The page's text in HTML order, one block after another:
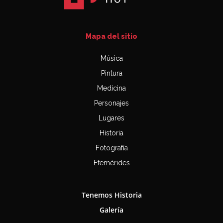
Mapa del sitio
Música
Pintura
Medicina
Personajes
Lugares
Historia
Fotografía
Efemérides
Tenemos Historia
Galería